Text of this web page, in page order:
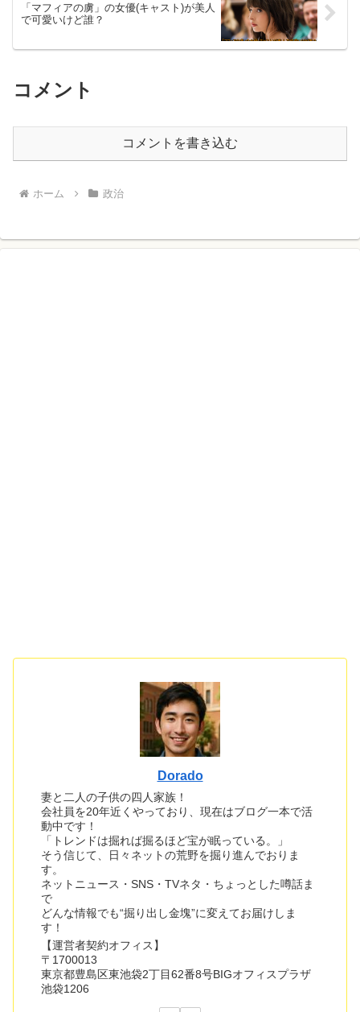
「マフィアの虜」の女優(キャスト)が美人
で可愛いけど誰？
コメント
コメントを書き込む
ホーム 政治
Dorado
妻と二人の子供の四人家族！
会社員を20年近くやっており、現在はブログ一本で活
動中です！
「トレンドは掘れば掘るほど宝が眠っている。」
そう信じて、日々ネットの荒野を掘り進んでおりま
す。
ネットニュース・SNS・TVネタ・ちょっとした噂話ま
で
どんな情報でも“掘り出し金塊”に変えてお届けしま
す！
【運営者契約オフィス】
〒1700013
東京都豊島区東池袋2丁目62番8号BIGオフィスプラザ
池袋1206